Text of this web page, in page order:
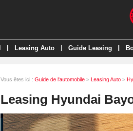
Leasing Auto Guide Leasing
Vous êtes ici : Guide de l'automobile > Leasing Auto >
Leasing Hyundai